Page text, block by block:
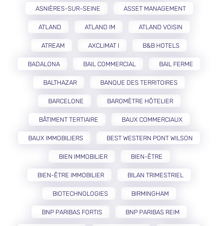
ASNIÈRES-SUR-SEINE ASSET MANAGEMENT
ATLAND ATLAND IM ATLAND VOISIN
ATREAM AXCLIMAT I B&B HOTELS
BADALONA BAIL COMMERCIAL BAIL FERME
BALTHAZAR BANQUE DES TERRITOIRES
BARCELONE BAROMÈTRE HÔTELIER
BÂTIMENT TERTIAIRE BAUX COMMERCIAUX
BAUX IMMOBILIERS BEST WESTERN PONT WILSON
BIEN IMMOBILIER BIEN-ÊTRE
BIEN-ÊTRE IMMOBILIER BILAN TRIMESTRIEL
BIOTECHNOLOGIES BIRMINGHAM
BNP PARIBAS FORTIS BNP PARIBAS REIM